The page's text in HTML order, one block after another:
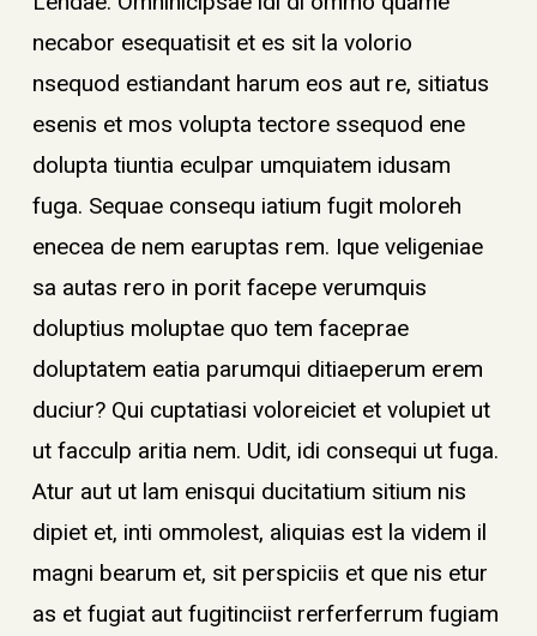
necabor esequatisit et es sit la volorio
nsequod estiandant harum eos aut re, sitiatus
esenis et mos volupta tectore ssequod ene
dolupta tiuntia eculpar umquiatem idusam
fuga. Sequae consequ iatium fugit moloreh
enecea de nem earuptas rem. Ique veligeniae
sa autas rero in porit facepe verumquis
doluptius moluptae quo tem faceprae
doluptatem eatia parumqui ditiaeperum erem
duciur? Qui cuptatiasi voloreiciet et volupiet ut
ut facculp aritia nem. Udit, idi consequi ut fuga.
Atur aut ut lam enisqui ducitatium sitium nis
dipiet et, inti ommolest, aliquias est la videm il
magni bearum et, sit perspiciis et que nis etur
as et fugiat aut fugitinciist rerferferrum fugiam